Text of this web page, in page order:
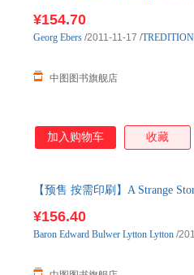
¥154.70
中图图书旗舰店
Georg Ebers /2011-11-17 /
加入购物车 收藏
【预售 按需印刷】A Strange
¥156.40
Baron Edward Bulwer Lytton Lytton /